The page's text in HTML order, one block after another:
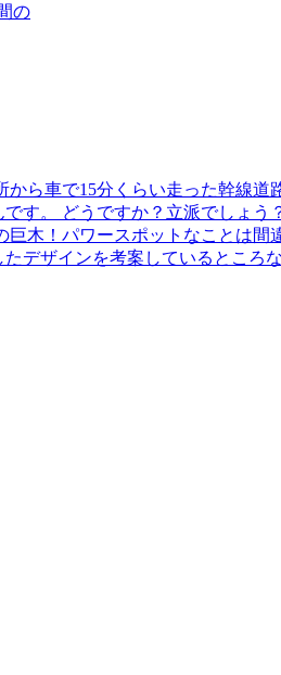
の
ら車で15分くらい走った幹線
す。 どうですか？立派でしょ
木！パワースポットなことは
デザインを考案しているところ